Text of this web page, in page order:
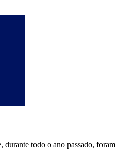
durante todo o ano passado, foram